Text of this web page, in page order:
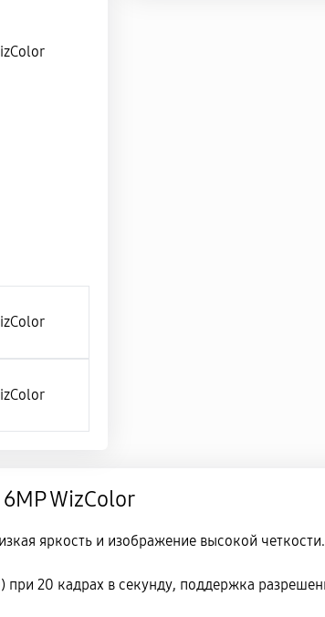
WizColor
яркость и изображение высокой четкости.
20 кадрах в секунду, поддержка